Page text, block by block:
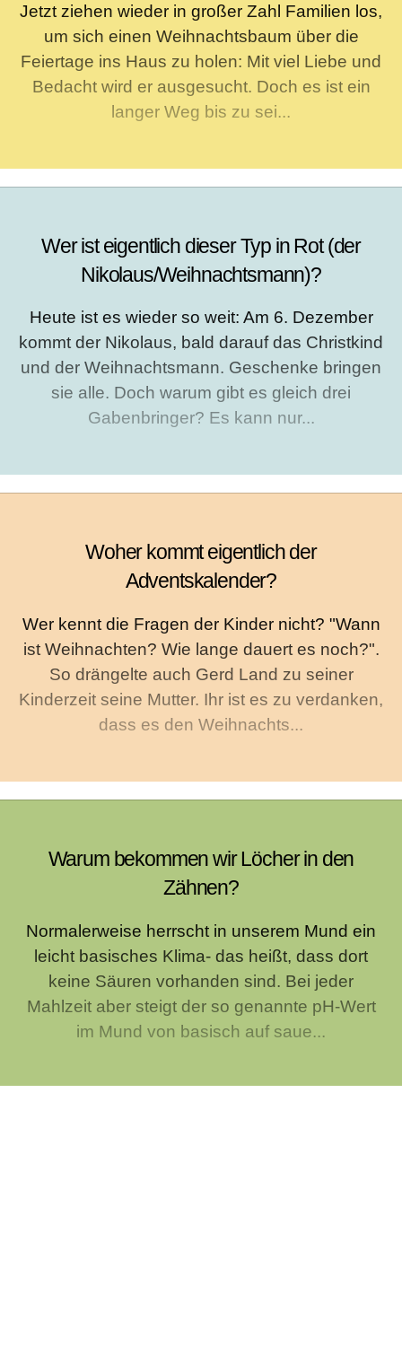
Jetzt ziehen wieder in großer Zahl Familien los,
um sich einen Weihnachtsbaum über die
Feiertage ins Haus zu holen: Mit viel Liebe und
Bedacht wird er ausgesucht. Doch es ist ein
langer Weg bis zu sei...
Wer ist eigentlich dieser Typ in Rot (der
Nikolaus/Weihnachtsmann)?
Heute ist es wieder so weit: Am 6. Dezember
kommt der Nikolaus, bald darauf das Christkind
und der Weihnachtsmann. Geschenke bringen
sie alle. Doch warum gibt es gleich drei
Gabenbringer? Es kann nur...
Woher kommt eigentlich der
Adventskalender?
Wer kennt die Fragen der Kinder nicht? "Wann
ist Weihnachten? Wie lange dauert es noch?".
So drängelte auch Gerd Land zu seiner
Kinderzeit seine Mutter. Ihr ist es zu verdanken,
dass es den Weihnachts...
Warum bekommen wir Löcher in den
Zähnen?
Normalerweise herrscht in unserem Mund ein
leicht basisches Klima- das heißt, dass dort
keine Säuren vorhanden sind. Bei jeder
Mahlzeit aber steigt der so genannte pH-Wert
im Mund von basisch auf saue...